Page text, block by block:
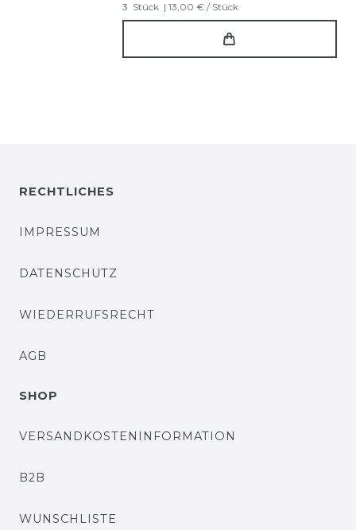
3 Stück | 13,00 € / Stück
RECHTLICHES
IMPRESSUM
DATENSCHUTZ
WIEDERRUFSRECHT
AGB
SHOP
VERSANDKOSTENINFORMATION
B2B
WUNSCHLISTE